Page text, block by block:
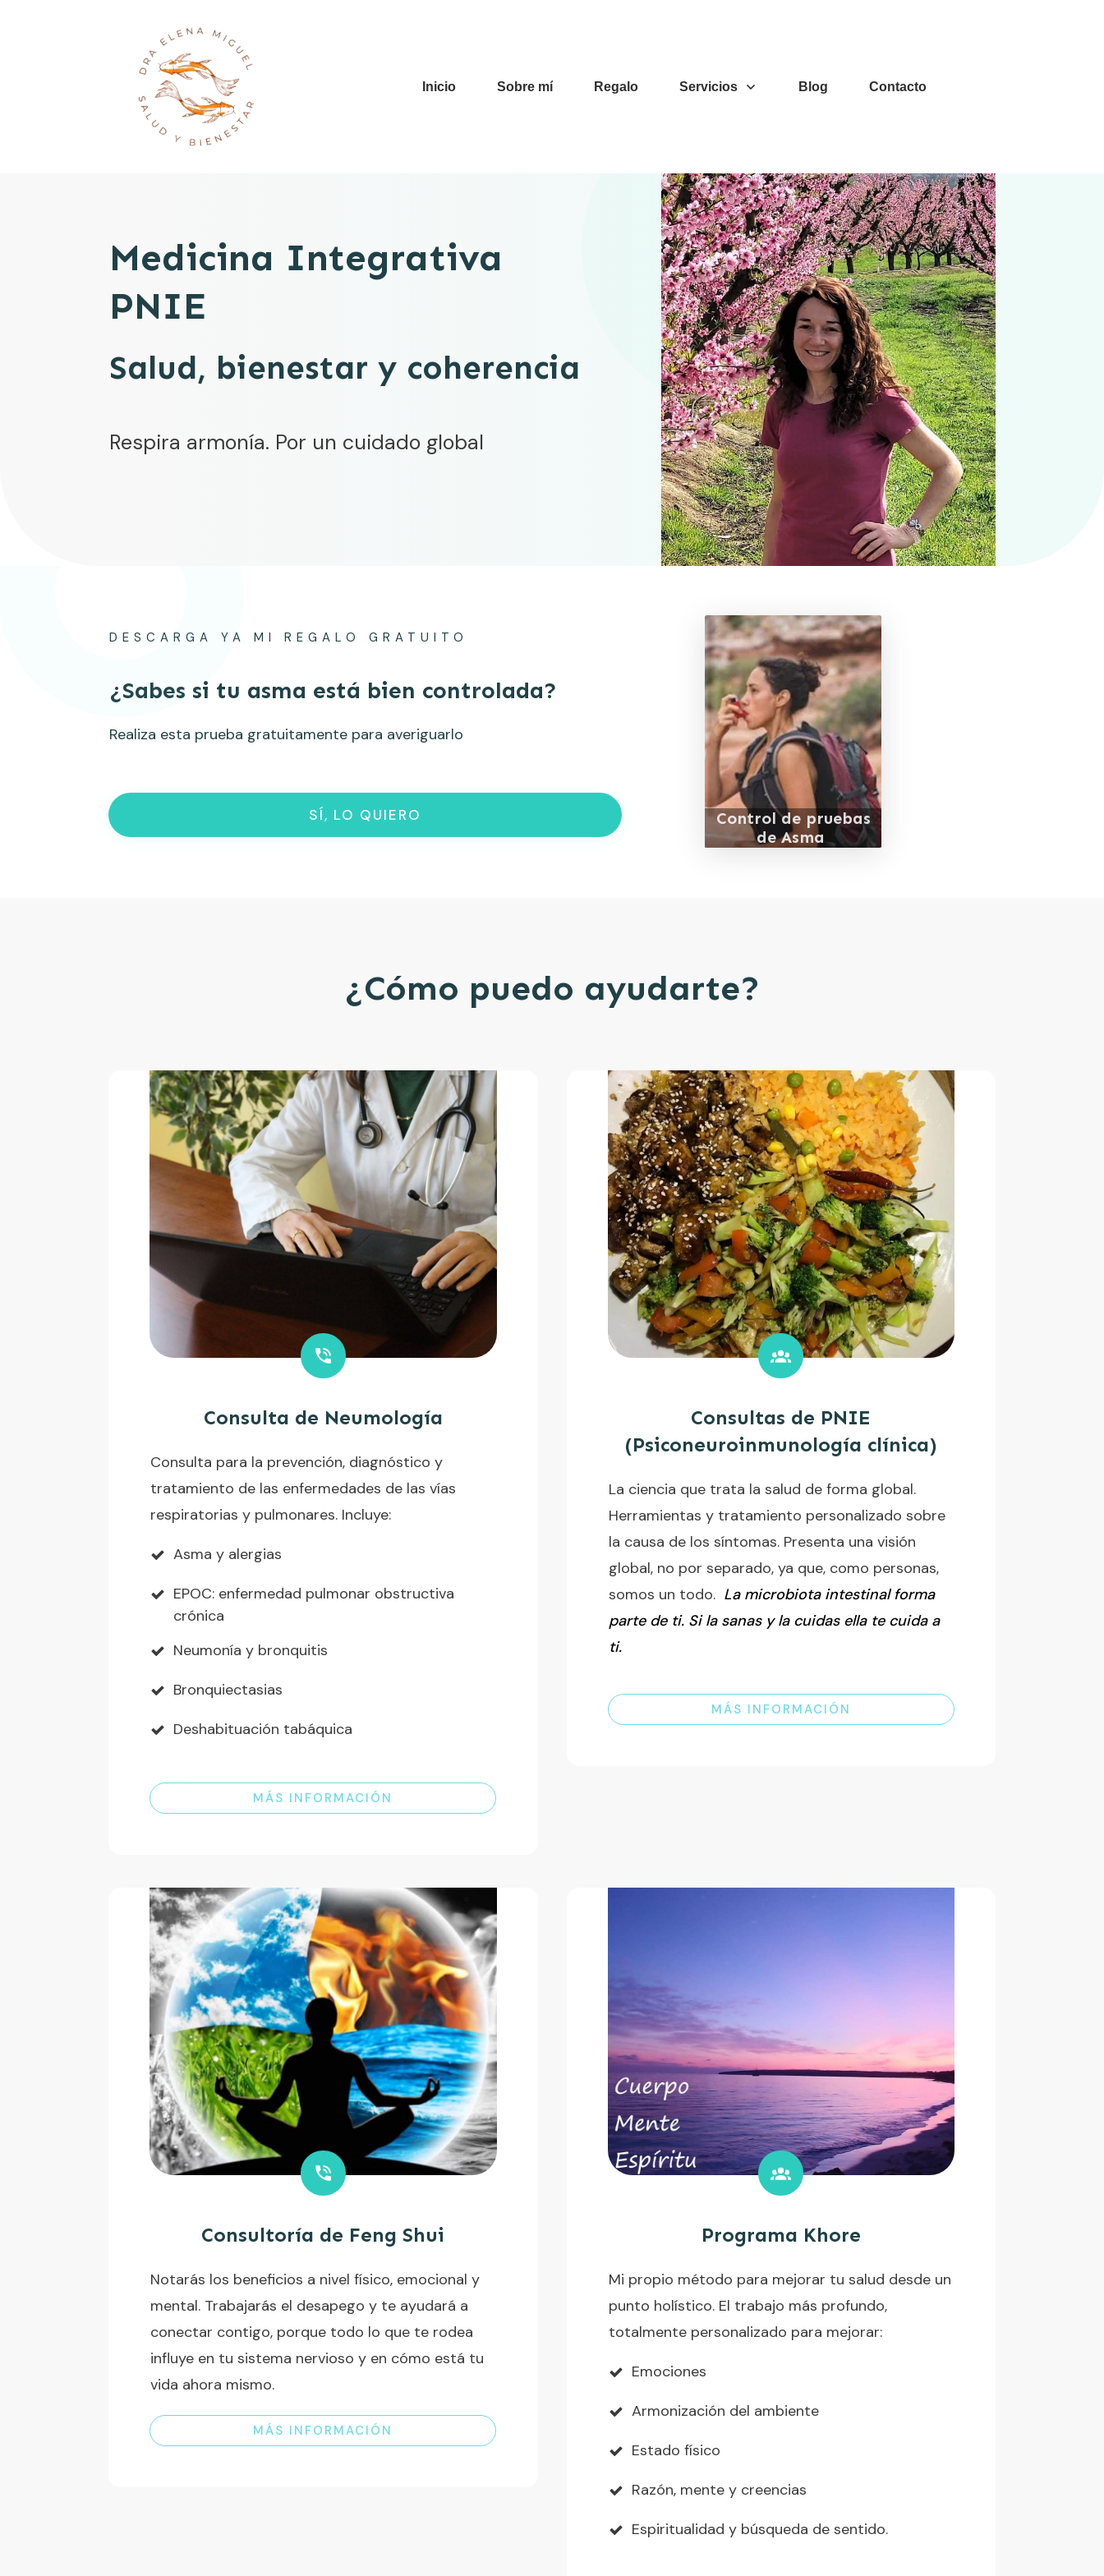
Inicio Sobre mí Regalo Servicios Blog Contacto
Medicina Integrativa
PNIE
Salud, bienestar y coherencia
Respira armonía. Por un cuidado global
DESCARGA YA MI REGALO GRATUITO
¿Sabes si tu asma está bien controlada?
Realiza esta prueba gratuitamente para averiguarlo
SÍ, LO QUIERO
Control de pruebas
de Asma
¿Cómo puedo ayudarte?
Consulta de Neumología
Consulta para la prevención, diagnóstico y
tratamiento de las enfermedades de las vías
respiratorias y pulmonares. Incluye:
Asma y alergias
EPOC: enfermedad pulmonar obstructiva
crónica
Neumonía y bronquitis
Bronquiectasias
Deshabituación tabáquica
MÁS INFORMACIÓN
Consultas de PNIE
(Psiconeuroinmunología clínica)
La ciencia que trata la salud de forma global.
Herramientas y tratamiento personalizado sobre
la causa de los síntomas. Presenta una visión
global, no por separado, ya que, como personas,
somos un todo. La microbiota intestinal forma
parte de ti. Si la sanas y la cuidas ella te cuida a
ti.
MÁS INFORMACIÓN
Consultoría de Feng Shui
Notarás los beneficios a nivel físico, emocional y
mental. Trabajarás el desapego y te ayudará a
conectar contigo, porque todo lo que te rodea
influye en tu sistema nervioso y en cómo está tu
vida ahora mismo.
MÁS INFORMACIÓN
Programa Khore
Mi propio método para mejorar tu salud desde un
punto holístico. El trabajo más profundo,
totalmente personalizado para mejorar:
Emociones
Armonización del ambiente
Estado físico
Razón, mente y creencias
Espiritualidad y búsqueda de sentido.